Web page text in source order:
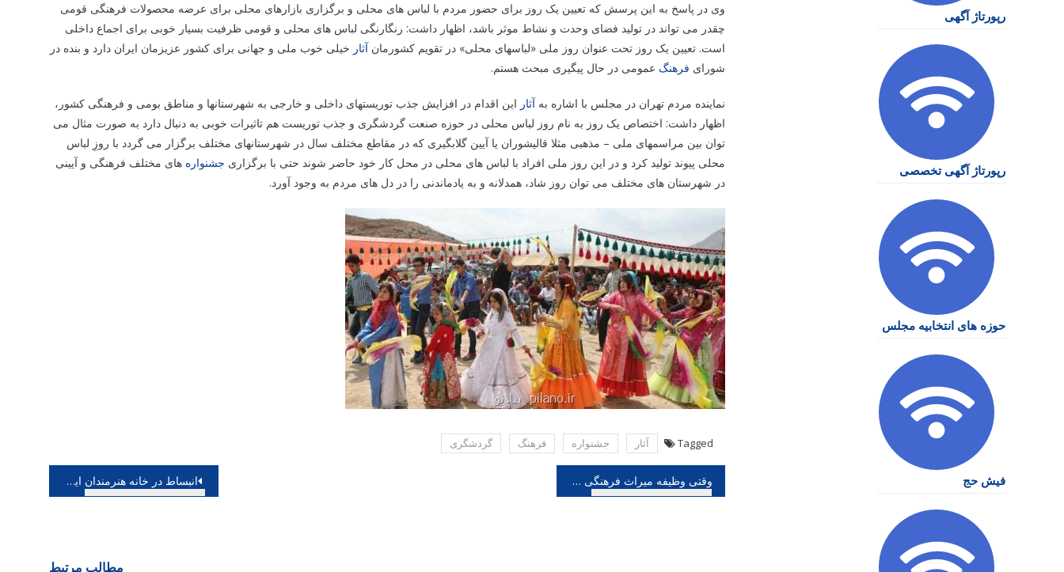
وی در پاسخ به این پرسش که تعیین یک روز برای حضور مردم با لباس های محلی و برگزاری بازارهای محلی برای عرضه محصولات فرهنگی قومی
چقدر می تواند در تولید فضای وحدت و نشاط موثر باشد، اظهار داشت: رنگارنگی لباس های محلی و قومی ظرفیت بسیار خوبی برای اجماع داخلی
است. تعیین یک روز تحت عنوان روز ملی «لباسهای محلی» در تقویم کشورمانآثار خیلی خوب ملی و جهانی برای کشور عزیزمان ایران دارد و بنده در
شورای فرهنگ عمومی در حال پیگیری مبحث هستم.
نماینده مردم تهران در مجلس با اشاره بهآثار این اقدام در افزایش جذب توریستهای داخلی و خارجی به شهرستانها و مناطق بومی و فرهنگی کشور،
اظهار داشت: اختصاص یک روز به نام روز لباس محلی در حوزه صنعت گردشگری و جذب توریست هم تاثیرات خوبی به دنبال دارد به صورت مثال می
توان بین مراسمهای ملی – مذهبی مثلا قالیشوران یا آیین گلابگیری که در مقاطع مختلف سال در شهرستانهای مختلف برگزار می گردد با روزِ لباس
محلی پیوند تولید کرد و در این روز ملی افراد با لباس های محلی در محل کار خود حاضر شوند حتی با برگزاری جشنواره های مختلف فرهنگی و آیینی
در شهرستان های مختلف می توان روز شاد، همدلانه و به یادماندنی را در دل های مردم به وجود آورد.
Tagged آثار جشنواره فرهنگ گردشگری
راهبری
انبساط در خانه هنرمندان ایران رخ می دهد وقتی وظیفه میراث فرهنگی همدان را یک رسانه محلی بر دوش می کشد
مطالب مرتبط
رپورتاژ آگهی
رپورتاژ آگهی تخصصی
حوزه های انتخابیه مجلس
فیش حج